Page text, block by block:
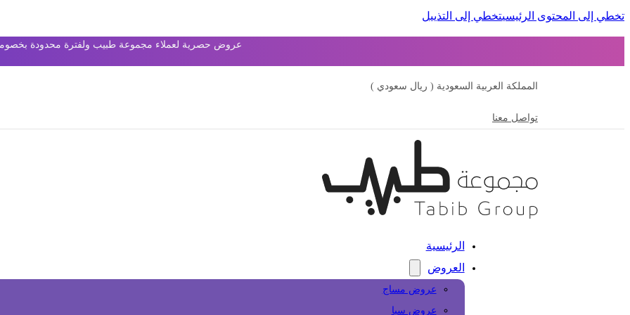
تخطي إلى المحتوى الرئيسيتخطي إلى التذييل
عروض حصرية لعملاء مجموعة طبيب ولفترة محدودة بخصومات
المملكة العربية السعودية ( ريال سعودي )
تواصل معنا
الرئيسية
العروض
عروض مساج
عروض سبا